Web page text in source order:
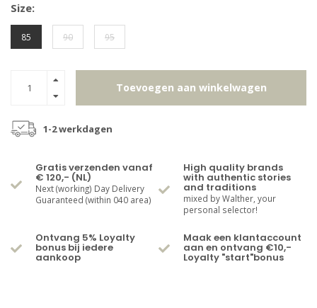
Size:
85 90 95
Toevoegen aan winkelwagen
1-2 werkdagen
Gratis verzenden vanaf
€ 120,- (NL)
Next (working) Day Delivery
Guaranteed (within 040 area)
High quality brands
with authentic stories
and traditions
mixed by Walther, your
personal selector!
Ontvang 5% Loyalty
bonus bij iedere
aankoop
Maak een klantaccount
aan en ontvang €10,-
Loyalty "start"bonus